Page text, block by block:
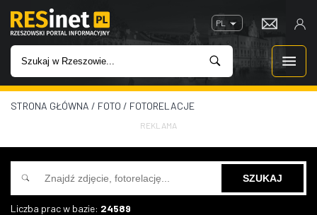
PL
WIADOMOŚCI
INWESTYCJE
IMPREZY
STRONA GŁÓWNA / FOTO / FOTORELACJE
REKLAMA
Liczba prac w bazie: 24589